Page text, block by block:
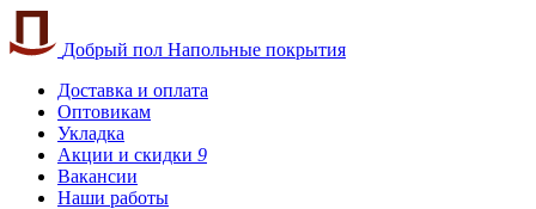
Добрый пол Напольные покрытия
Доставка и оплата
Оптовикам
Укладка
Акции и скидки 9
Вакансии
Наши работы